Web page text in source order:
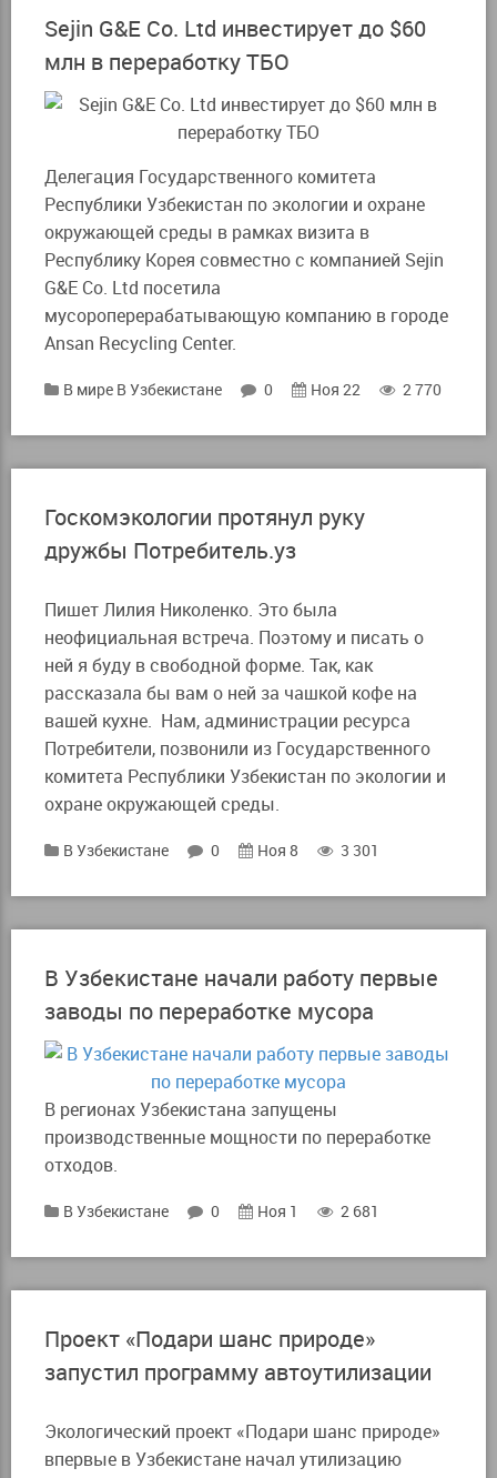
Sejin G&E Co. Ltd инвестирует до $60
млн в переработку ТБО
Делегация Государственного комитета
Республики Узбекистан по экологии и охране
окружающей среды в рамках визита в
Республику Корея совместно с компанией Sejin
G&E Co. Ltd посетила
мусороперерабатывающую компанию в городе
Ansan Recycling Center.
В мире В Узбекистане 0 Ноя 22 2 770
Госкомэкологии протянул руку
дружбы Потребитель.уз
Пишет Лилия Николенко. Это была
неофициальная встреча. Поэтому и писать о
ней я буду в свободной форме. Так, как
рассказала бы вам о ней за чашкой кофе на
вашей кухне. Нам, администрации ресурса
Потребители, позвонили из Государственного
комитета Республики Узбекистан по экологии и
охране окружающей среды.
В Узбекистане 0 Ноя 8 3 301
В Узбекистане начали работу первые
заводы по переработке мусора
В регионах Узбекистана запущены
производственные мощности по переработке
отходов.
В Узбекистане 0 Ноя 1 2 681
Проект «Подари шанс природе»
запустил программу автоутилизации
Экологический проект «Подари шанс природе»
впервые в Узбекистане начал утилизацию